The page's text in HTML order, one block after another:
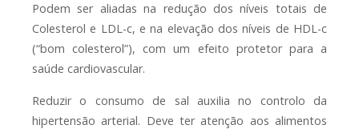
Podem ser aliadas na redução dos níveis totais de
Colesterol e LDL-c, e na elevação dos níveis de HDL-c
(“bom colesterol”), com um efeito protetor para a
saúde cardiovascular.
Reduzir o consumo de sal auxilia no controlo da
hipertensão arterial. Deve ter atenção aos alimentos